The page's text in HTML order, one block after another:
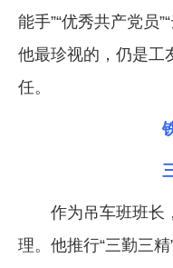
能手”“优秀共产党员
他最珍视的，仍是工
任。
作为吊车班班长
理。他推行“三勤三